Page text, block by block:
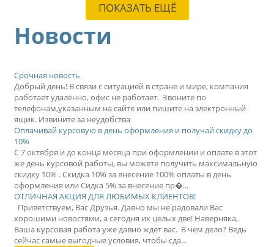
ПОКАЗАТЬ ЕЩЁ
Новости
Срочная новость
Добрый день! В связи с ситуацией в стране и мире, компания
работает удалённо, офис не работает. Звоните по
телефонам,указанным на сайте или пишите на электронный
ящик. Извините за неудобства
Оплачивай курсовую в день оформления и получай скидку до
10%
С 7 октября и до конца месяца при оформлении и оплате в этот
же день курсовой работы, вы можете получить максимальную
скидку 10% . Скидка 10% за внесение 100% оплаты в день
оформления или Сидка 5% за внесение пр�...
ОТЛИЧНАЯ АКЦИЯ ДЛЯ ЛЮБИМЫХ КЛИЕНТОВ!
Приветствуем, Вас Друзья. Давно мы не радовали Вас
хорошими новостями, а сегодня их целых две! Наверняка,
Ваша курсовая работа уже давно ждёт вас. В чем дело? Ведь
сейчас самые выгодные условия, чтобы сда...